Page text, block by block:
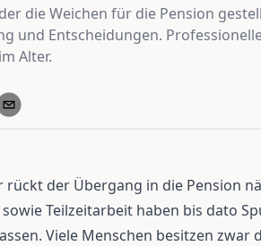
die Weichen für die Pension
und Entscheidungen.
Alter.
rückt der Übergang in die Pension
Teilzeitarbeit haben bis dato
Viele Menschen besitzen zwar